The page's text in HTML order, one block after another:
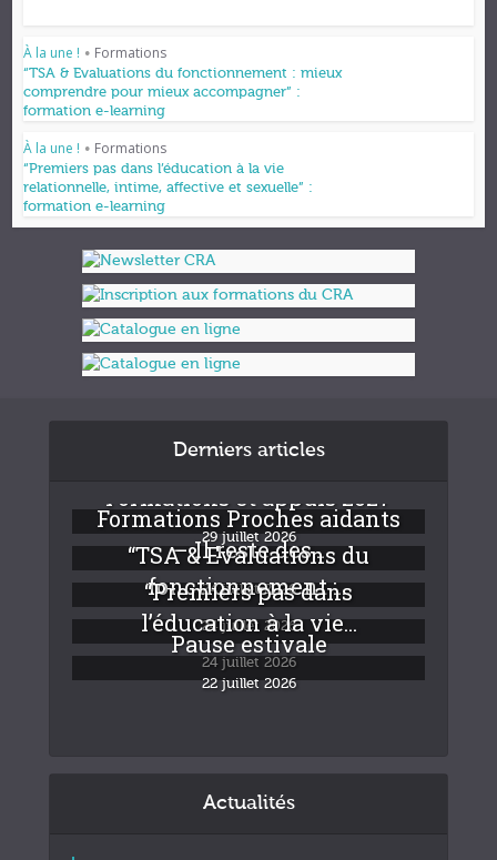
À la une ! • Formations
“TSA & Evaluations du fonctionnement : mieux
comprendre pour mieux accompagner” :
formation e-learning
À la une ! • Formations
“Premiers pas dans l’éducation à la vie
relationnelle, intime, affective et sexuelle” :
formation e-learning
Derniers articles
Formations et appuis 2027
29 juillet 2026
Formations Proches aidants
– Il reste des...
24 juillet 2026
“TSA & Evaluations du
fonctionnement :...
24 juillet 2026
“Premiers pas dans
l’éducation à la vie...
24 juillet 2026
Pause estivale
22 juillet 2026
Actualités